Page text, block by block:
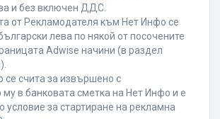
и без включен ДДС.
от Рекламодателя към Нет Инфо се
лева по някой от посочените
Adwise начини (в раздел
се счита за извършено с
му в банковата сметка на Нет Инфо и е
условие за стартиране на рекламна